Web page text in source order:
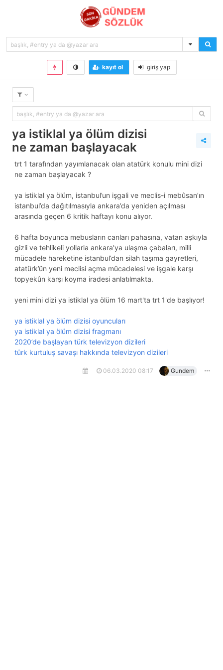
kayıt ol giriş yap
ya istiklal ya ölüm dizisi
ne zaman başlayacak
trt 1 tarafından yayımlanacak olan atatürk konulu mini dizi
ne zaman başlayacak ?
ya i̇stiklal ya ölüm, i̇stanbul’un işgali ve meclis-i mebûsan’ın
i̇stanbul’da dağıtılmasıyla ankara’da yeniden açılması
arasında geçen 6 kritik haftayı konu alıyor.
6 hafta boyunca mebusların canları pahasına, vatan aşkıyla
gizli ve tehlikeli yollarla ankara’ya ulaşma çabaları, milli
mücadele hareketine i̇stanbul’dan silah taşıma gayretleri,
atatürk’ün yeni meclisi açma mücadelesi ve işgale karşı
topyekûn karşı koyma iradesi anlatılmakta.
yeni mini dizi ya i̇stiklal ya ölüm 16 mart'ta trt 1'de başlıyor!
ya istiklal ya ölüm dizisi oyuncuları
ya istiklal ya ölüm dizisi fragmanı
2020’de başlayan türk televizyon dizileri
türk kurtuluş savaşı hakkında televizyon dizileri
06.03.2020 08:17 Gundem